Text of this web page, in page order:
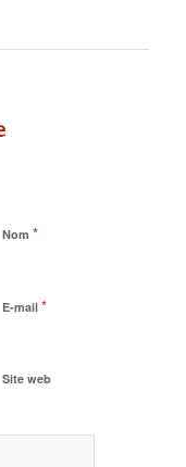
Nom *
E-mail *
Site web